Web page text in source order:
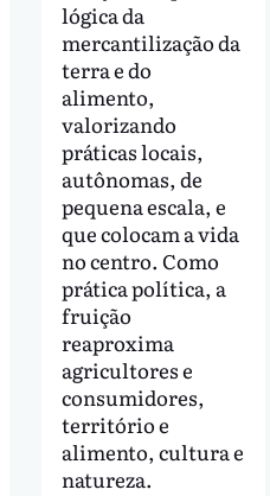
lógica da
mercantilização da
terra e do
alimento,
valorizando
práticas locais,
autônomas, de
pequena escala, e
que colocam a vida
no centro. Como
prática política, a
fruição
reaproxima
agricultores e
consumidores,
território e
alimento, cultura e
natureza.